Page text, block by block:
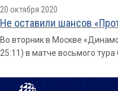
20 октября 2020
Не оставили шансов
Во вторник в Москве
25:11) в матче восьмого